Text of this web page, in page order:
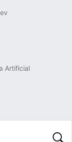
Artificial